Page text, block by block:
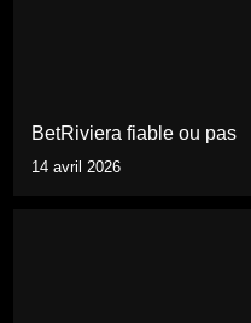
BetRiviera fiable ou pas
14 avril 2026